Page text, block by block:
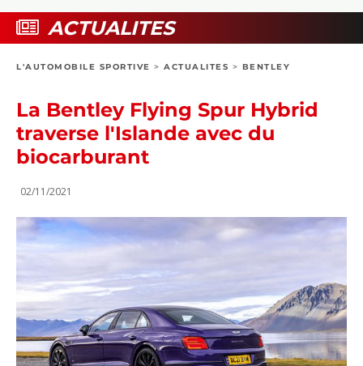
BOUTIQUE
ACTUALITES
L'AUTOMOBILE SPORTIVE > ACTUALITES > BENTLEY
La Bentley Flying Spur Hybrid
traverse l'Islande avec du
biocarburant
02/11/2021